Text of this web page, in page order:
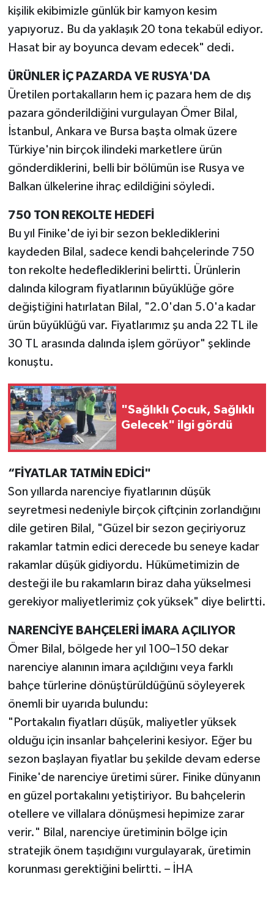
kişilik ekibimizle günlük bir kamyon kesim
yapıyoruz. Bu da yaklaşık 20 tona tekabül ediyor.
Hasat bir ay boyunca devam edecek" dedi.
ÜRÜNLER İÇ PAZARDA VE RUSYA'DA
Üretilen portakalların hem iç pazara hem de dış
pazara gönderildiğini vurgulayan Ömer Bilal,
İstanbul, Ankara ve Bursa başta olmak üzere
Türkiye'nin birçok ilindeki marketlere ürün
gönderdiklerini, belli bir bölümün ise Rusya ve
Balkan ülkelerine ihraç edildiğini söyledi.
750 TON REKOLTE HEDEFİ
Bu yıl Finike'de iyi bir sezon beklediklerini
kaydeden Bilal, sadece kendi bahçelerinde 750
ton rekolte hedeflediklerini belirtti. Ürünlerin
dalında kilogram fiyatlarının büyüklüğe göre
değiştiğini hatırlatan Bilal, "2.0'dan 5.0'a kadar
ürün büyüklüğü var. Fiyatlarımız şu anda 22 TL ile
30 TL arasında dalında işlem görüyor" şeklinde
konuştu.
"Sağlıklı Çocuk, Sağlıklı
Gelecek" ilgi gördü
“FİYATLAR TATMİN EDİCİ"
Son yıllarda narenciye fiyatlarının düşük
seyretmesi nedeniyle birçok çiftçinin zorlandığını
dile getiren Bilal, "Güzel bir sezon geçiriyoruz
rakamlar tatmin edici derecede bu seneye kadar
rakamlar düşük gidiyordu. Hükümetimizin de
desteği ile bu rakamların biraz daha yükselmesi
gerekiyor maliyetlerimiz çok yüksek" diye belirtti.
NARENCİYE BAHÇELERİ İMARA AÇILIYOR
Ömer Bilal, bölgede her yıl 100–150 dekar
narenciye alanının imara açıldığını veya farklı
bahçe türlerine dönüştürüldüğünü söyleyerek
önemli bir uyarıda bulundu:
"Portakalın fiyatları düşük, maliyetler yüksek
olduğu için insanlar bahçelerini kesiyor. Eğer bu
sezon başlayan fiyatlar bu şekilde devam ederse
Finike'de narenciye üretimi sürer. Finike dünyanın
en güzel portakalını yetiştiriyor. Bu bahçelerin
otellere ve villalara dönüşmesi hepimize zarar
verir." Bilal, narenciye üretiminin bölge için
stratejik önem taşıdığını vurgulayarak, üretimin
korunması gerektiğini belirtti. – İHA